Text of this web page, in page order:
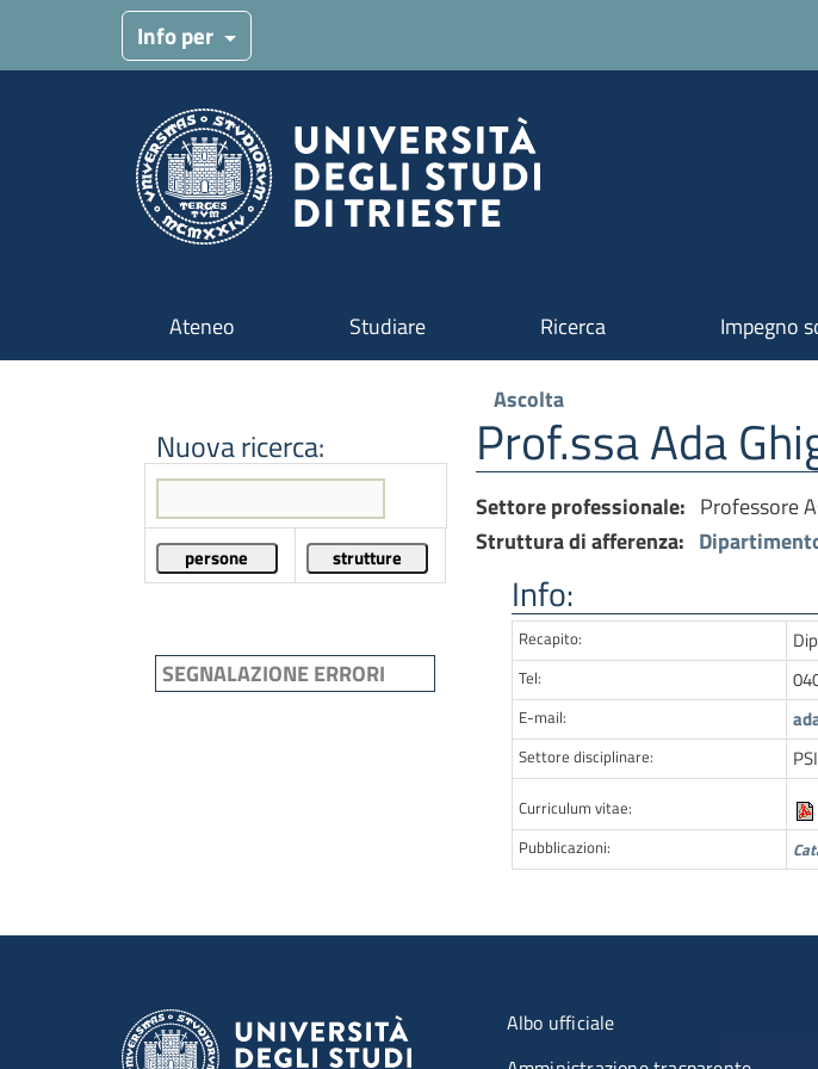
Menu target
Info per
Navigazione principale
Ateneo Studiare Ricerca Impegno
Nuova ricerca:
SEGNALAZIONE ERRORI
Ascolta
Prof.ssa Ada
Settore professionale: Professore
Struttura di afferenza:
Info:
Recapito:
Tel:
E-mail:
Settore disciplinare:
Curriculum vitae:
Pubblicazioni:
Menu organizzazione
Albo ufficiale